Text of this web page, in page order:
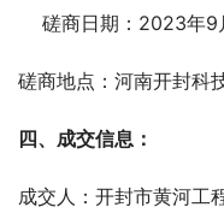
磋商日期：2023年9
磋商地点：河南开封科
四、成交信息：
成交人：开封市黄河工